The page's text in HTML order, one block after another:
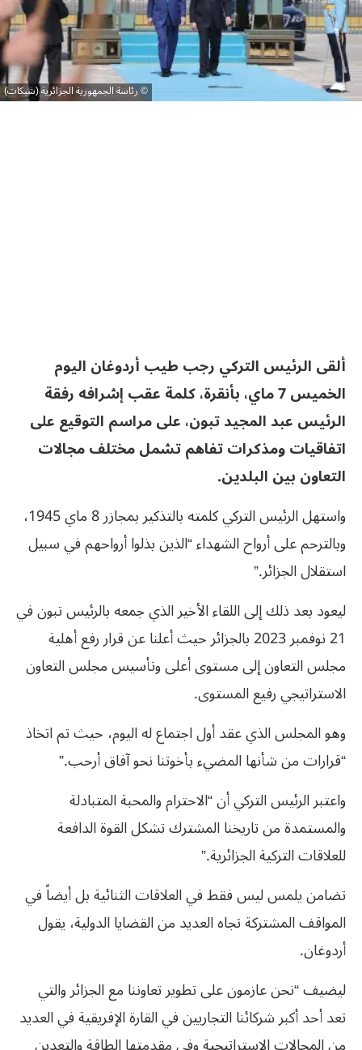
رئاسة الجمهورية الجزائرية (شبكات)
ألقى الرئيس التركي رجب طيب أردوغان اليوم
الخميس 7 ماي، بأنقرة، كلمة عقب إشرافه رفقة
الرئيس عبد المجيد تبون، على مراسم التوقيع على
اتفاقيات ومذكرات تفاهم تشمل مختلف مجالات
التعاون بين البلدين.
واستهل الرئيس التركي كلمته بالتذكير بمجازر 8 ماي 1945،
وبالترحم على أرواح الشهداء “الذين بذلوا أرواحهم في سبيل
استقلال الجزائر.”
ليعود بعد ذلك إلى اللقاء الأخير الذي جمعه بالرئيس تبون في
21 نوفمبر 2023 بالجزائر حيث أعلنا عن قرار رفع أهلية
مجلس التعاون إلى مستوى أعلى وتأسيس مجلس التعاون
الاستراتيجي رفيع المستوى.
وهو المجلس الذي عقد أول اجتماع له اليوم، حيث تم اتخاذ
“قرارات من شأنها المضيء بأخوتنا نحو آفاق أرحب.”
واعتبر الرئيس التركي أن “الاحترام والمحبة المتبادلة
والمستمدة من تاريخنا المشترك تشكل القوة الدافعة
للعلاقات التركية الجزائرية.”
تضامن يلمس ليس فقط في العلاقات الثنائية بل أيضاً في
المواقف المشتركة تجاه العديد من القضايا الدولية، يقول
أردوغان.
ليضيف “نحن عازمون على تطوير تعاوننا مع الجزائر والتي
تعد أحد أكبر شركائنا التجاريين في القارة الإفريقية في العديد